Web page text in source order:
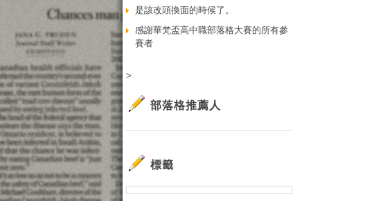
是該改頭換面的時候了。
感謝華梵盃高中職部落格大賽的所有參
賽者
>
部落格推薦人
標籤